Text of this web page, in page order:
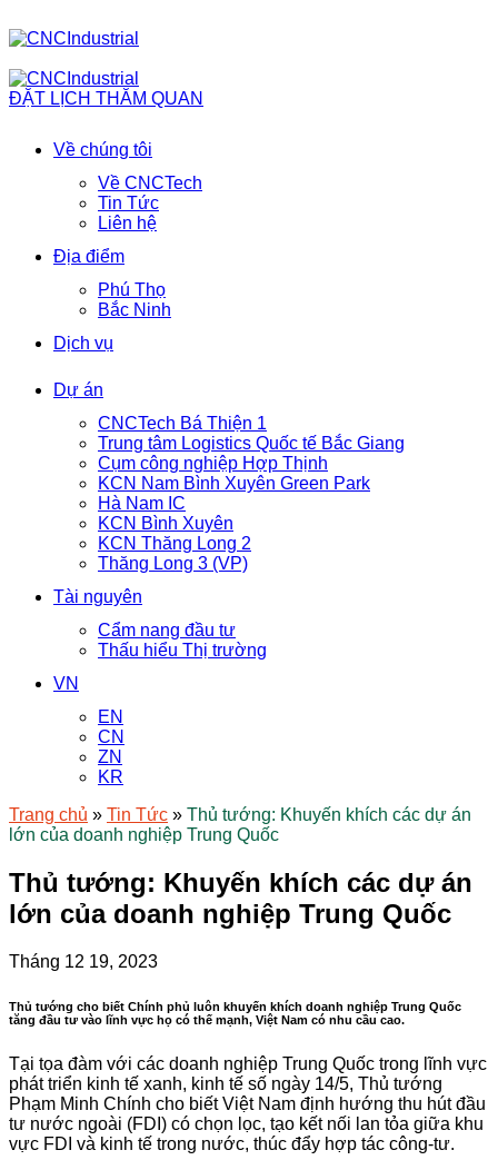
ĐẶT LỊCH THĂM QUAN
Về chúng tôi
Về CNCTech
Tin Tức
Liên hệ
Địa điểm
Phú Thọ
Bắc Ninh
Dịch vụ
Dự án
CNCTech Bá Thiện 1
Trung tâm Logistics Quốc tế Bắc Giang
Cụm công nghiệp Hợp Thịnh
KCN Nam Bình Xuyên Green Park
Hà Nam IC
KCN Bình Xuyên
KCN Thăng Long 2
Thăng Long 3 (VP)
Tài nguyên
Cẩm nang đầu tư
Thấu hiểu Thị trường
VN
EN
CN
ZN
KR
Trang chủ » Tin Tức » Thủ tướng: Khuyến khích các dự án
lớn của doanh nghiệp Trung Quốc
Thủ tướng: Khuyến khích các dự án
lớn của doanh nghiệp Trung Quốc
Tháng 12 19, 2023
Thủ tướng cho biết Chính phủ luôn khuyến khích doanh nghiệp Trung Quốc
tăng đầu tư vào lĩnh vực họ có thế mạnh, Việt Nam có nhu cầu cao.
Tại tọa đàm với các doanh nghiệp Trung Quốc trong lĩnh vực
phát triển kinh tế xanh, kinh tế số ngày 14/5, Thủ tướng
Phạm Minh Chính cho biết Việt Nam định hướng thu hút đầu
tư nước ngoài (FDI) có chọn lọc, tạo kết nối lan tỏa giữa khu
vực FDI và kinh tế trong nước, thúc đẩy hợp tác công-tư.